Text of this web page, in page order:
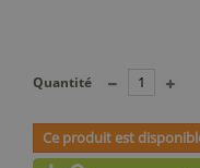
Quantité
Ce produit est